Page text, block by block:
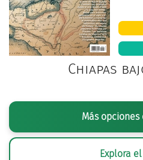
Chiapas
Más
Explora